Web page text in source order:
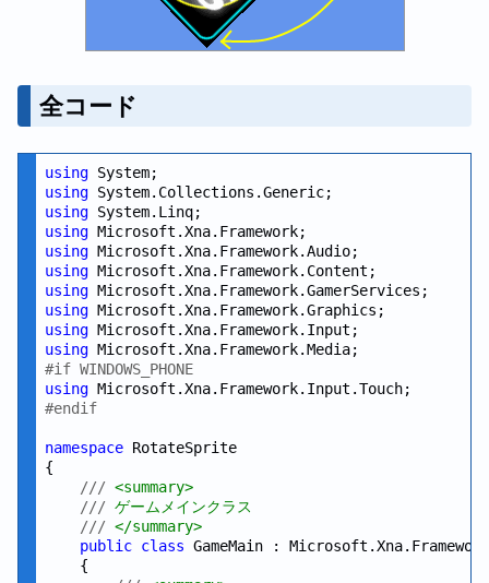
全コード
using
using
using
using
using
using
using
using
using
using
#if WINDOWS_PHONE
using
#endif
namespace RotateSprite
{
/// <summary>
/// ゲームメインクラス
/// </summary>
public class GameMain :
    {